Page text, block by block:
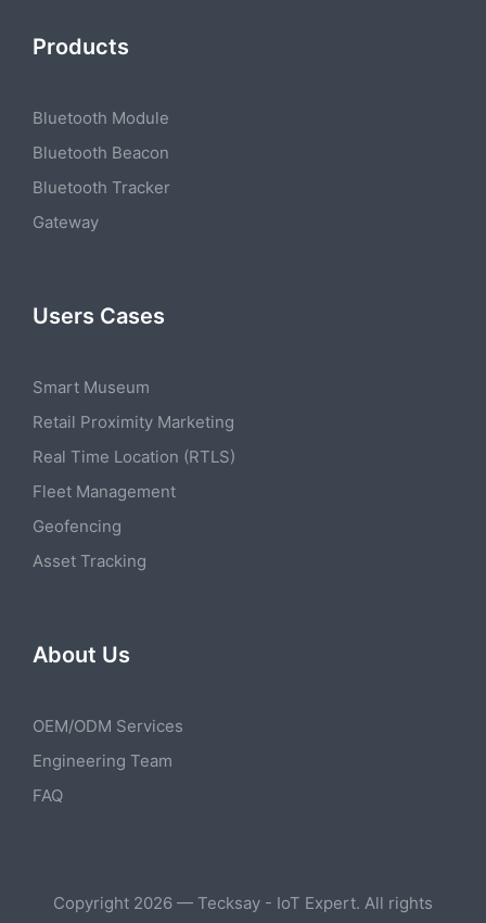
Products
Bluetooth Module
Bluetooth Beacon
Bluetooth Tracker
Gateway
Users Cases
Smart Museum
Retail Proximity Marketing
Real Time Location (RTLS)
Fleet Management
Geofencing
Asset Tracking
About Us
OEM/ODM Services
Engineering Team
FAQ
Copyright 2026 — Tecksay - IoT Expert. All rights